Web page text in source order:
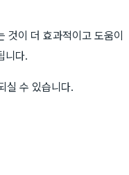
것이 더 효과적이고 도움이
니다.
실 수 있습니다.